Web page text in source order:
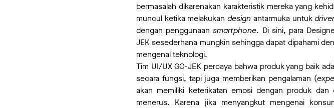
bermasalah dikarenakan karakteristik mereka yang
muncul ketika melakukandesign antarmuka untuk
dengan penggunaansmartphone. Di sini, para
JEK sesederhana mungkin sehingga dapat dipahami
mengenal teknologi.
Tim UI/UX GO-JEK percaya bahwa produk yang baik
secara fungsi, tapi juga memberikan pengalaman (
akan memiliki keterikatan emosi dengan produk
menerus. Karena jika menyangkut mengenai